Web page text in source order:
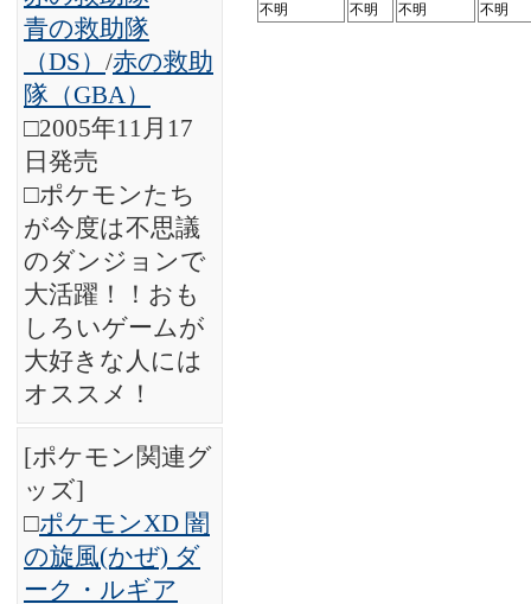
青の救助隊
（DS） /赤の救助
隊（GBA）
□2005年11月17
日発売
□ポケモンたち
が今度は不思議
のダンジョンで
大活躍！！おも
しろいゲームが
大好きな人には
オススメ！
[ポケモン関連グ
ッズ]
□ポケモンXD 闇
の旋風(かぜ) ダ
ーク・ルギア
不明
不明 不明 不明